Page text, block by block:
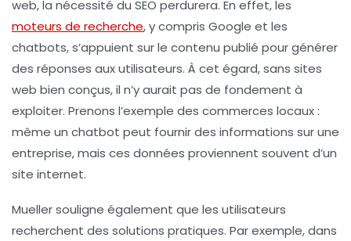
web, la nécessité du SEO perdurera. En effet, les
moteurs de recherche, y compris Google et les
chatbots, s’appuient sur le contenu publié pour générer
des réponses aux utilisateurs. À cet égard, sans sites
web bien conçus, il n’y aurait pas de fondement à
exploiter. Prenons l’exemple des commerces locaux :
même un chatbot peut fournir des informations sur une
entreprise, mais ces données proviennent souvent d’un
site internet.
Mueller souligne également que les utilisateurs
recherchent des solutions pratiques. Par exemple, dans